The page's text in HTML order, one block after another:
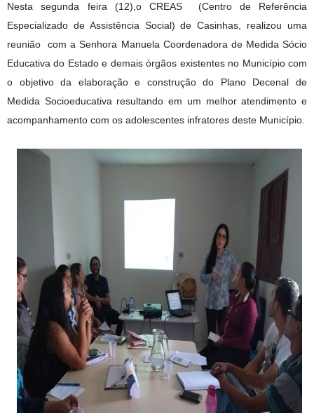
Nesta segunda feira (12),o CREAS (Centro de Referência
Especializado de Assistência Social) de Casinhas, realizou uma
reunião com a Senhora Manuela Coordenadora de Medida Sócio
Educativa do Estado e demais órgãos existentes no Município com
o objetivo da elaboração e construção do Plano Decenal de
Medida Socioeducativa resultando em um melhor atendimento e
acompanhamento com os adolescentes infratores deste Município.